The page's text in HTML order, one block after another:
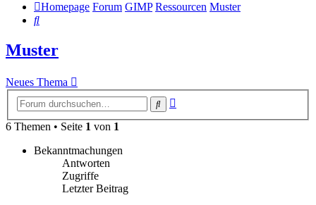
Homepage Forum GIMP Ressourcen Muster
Suche
Muster
Neues Thema
Suche
6 Themen • Seite 1 von 1
Bekanntmachungen
Antworten
Zugriffe
Letzter Beitrag